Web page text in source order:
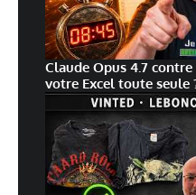
Claude Opus 4.7
votre Excel toute seule